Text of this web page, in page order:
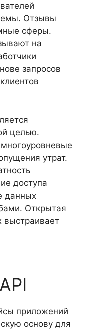
Отзывы
сферы.
на
запросов
целью.
утрат.
доступа
данных
Открытая
выстраивает
приложений
основу для